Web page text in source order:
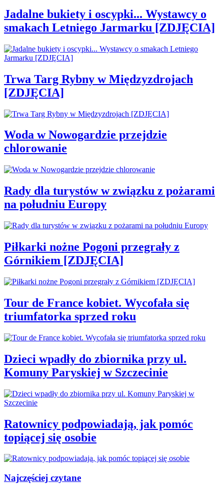
Jadalne bukiety i oscypki... Wystawcy o
smakach Letniego Jarmarku [ZDJĘCIA]
Trwa Targ Rybny w Międzyzdrojach
[ZDJĘCIA]
Woda w Nowogardzie przejdzie
chlorowanie
Rady dla turystów w związku z pożarami
na południu Europy
Piłkarki nożne Pogoni przegrały z
Górnikiem [ZDJĘCIA]
Tour de France kobiet. Wycofała się
triumfatorka sprzed roku
Dzieci wpadły do zbiornika przy ul.
Komuny Paryskiej w Szczecinie
Ratownicy podpowiadają, jak pomóc
topiącej się osobie
Najczęściej czytane